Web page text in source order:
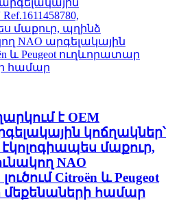
է OEM
կոճղակներ՝
էկոլոգիապես մաքուր,
NAO
Citroën և Peugeot
համար